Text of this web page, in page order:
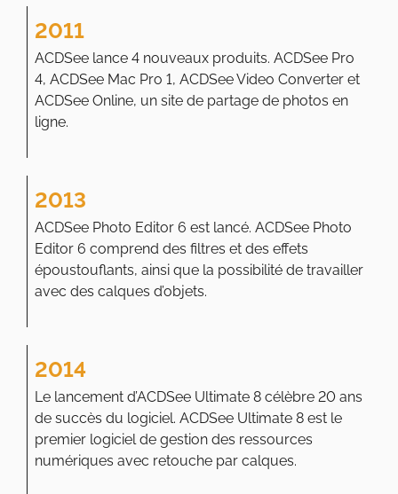
2011
ACDSee lance 4 nouveaux produits. ACDSee Pro
4, ACDSee Mac Pro 1, ACDSee Video Converter et
ACDSee Online, un site de partage de photos en
ligne.
2013
ACDSee Photo Editor 6 est lancé. ACDSee Photo
Editor 6 comprend des filtres et des effets
époustouflants, ainsi que la possibilité de travailler
avec des calques d’objets.
2014
Le lancement d’ACDSee Ultimate 8 célèbre 20 ans
de succès du logiciel. ACDSee Ultimate 8 est le
premier logiciel de gestion des ressources
numériques avec retouche par calques.